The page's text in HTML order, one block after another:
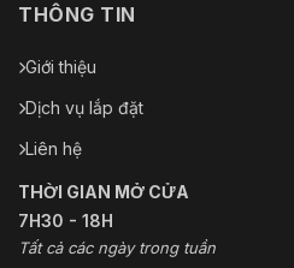
THÔNG TIN
Giới thiệu
Dịch vụ lắp đặt
Liên hệ
THỜI GIAN MỞ CỬA
7H30 - 18H
Tất cả các ngày trong tuần